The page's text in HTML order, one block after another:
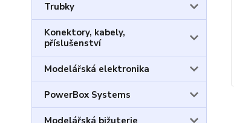
Trubky
Konektory, kabely,
příslušenství
Modelářská elektronika
PowerBox Systems
Modelářská bižuterie